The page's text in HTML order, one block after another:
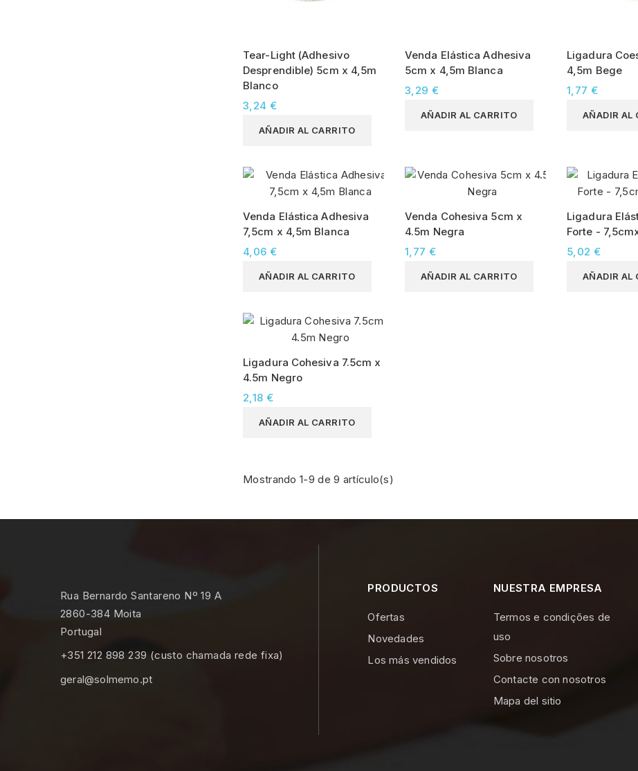
Tear-Light (Adhesivo
Desprendible) 5cm x 4,5m
Blanco
3,24 €
AÑADIR AL CARRITO
Venda Elástica Adhesiva
5cm x 4,5m Blanca
3,29 €
AÑADIR AL CARRITO
Ligadura
4,5m Bege
1,77 €
AÑADIR AL
Venda Elástica Adhesiva
7,5cm x 4,5m Blanca
4,06 €
AÑADIR AL CARRITO
Venda Cohesiva 5cm x
4.5m Negra
1,77 €
AÑADIR AL CARRITO
Ligadura
Forte -
5,02 €
AÑADIR AL
Ligadura Cohesiva 7.5cm x
4.5m Negro
2,18 €
AÑADIR AL CARRITO
Mostrando 1-9 de 9 artículo(s)
Rua Bernardo Santareno Nº 19 A
2860-384 Moita
Portugal
+351 212 898 239 (custo chamada rede fixa)
geral@solmemo.pt
PRODUCTOS
Ofertas
Novedades
Los más vendidos
NUESTRA EMPRESA
Termos e condições de
uso
Sobre nosotros
Contacte con nosotros
Mapa del sitio